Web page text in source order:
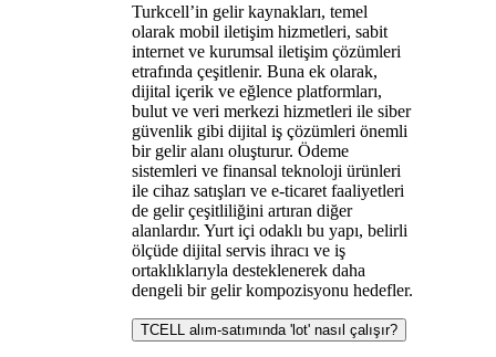
Turkcell’in gelir kaynakları, temel
olarak mobil iletişim hizmetleri, sabit
internet ve kurumsal iletişim çözümleri
etrafında çeşitlenir. Buna ek olarak,
dijital içerik ve eğlence platformları,
bulut ve veri merkezi hizmetleri ile siber
güvenlik gibi dijital iş çözümleri önemli
bir gelir alanı oluşturur. Ödeme
sistemleri ve finansal teknoloji ürünleri
ile cihaz satışları ve e-ticaret faaliyetleri
de gelir çeşitliliğini artıran diğer
alanlardır. Yurt içi odaklı bu yapı, belirli
ölçüde dijital servis ihracı ve iş
ortaklıklarıyla desteklenerek daha
dengeli bir gelir kompozisyonu hedefler.
TCELL alım-satımında 'lot' nasıl çalışır?